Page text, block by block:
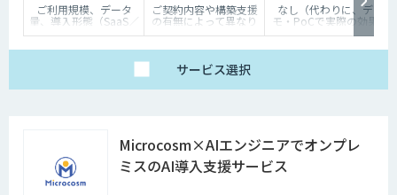
ご利用規模、データ
量、導入形態（SaaS／
オンプレミス等）に応
ご契約内容や構築支援
の有無によって異なり
ます。詳しくはご相談
なし（代わりに、デ
モ・PoCで実際の効果
を体験いただけます）
サービス選択
Microcosm×AIエンジニアでオンプレ
ミスのAI導入支援サービス